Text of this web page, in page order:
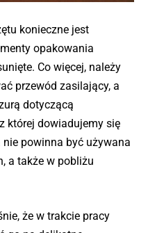
konieczne jest
opakowania
Co więcej, należy
przewód zasilający, a
dotyczącą
której dowiadujemy się
powinna być używana
a także w pobliżu
że w trakcie pracy